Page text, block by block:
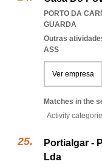
PORTO DA
GUARDA
Outras
ASS
Ver empresa
Matches in the
Activity
Portialgar -
Lda